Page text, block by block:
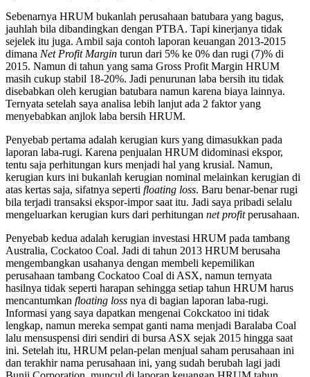
Sebenarnya HRUM bukanlah perusahaan batubara yang bagus,
jauhlah bila dibandingkan dengan PTBA. Tapi kinerjanya tidak
sejelek itu juga. Ambil saja contoh laporan keuangan 2013-2015
dimana Net Profit Margin turun dari 5% ke 0% dan rugi (7)% di
2015. Namun di tahun yang sama Gross Profit Margin HRUM
masih cukup stabil 18-20%. Jadi penurunan laba bersih itu tidak
disebabkan oleh kerugian batubara namun karena biaya lainnya.
Ternyata setelah saya analisa lebih lanjut ada 2 faktor yang
menyebabkan anjlok laba bersih HRUM.
Penyebab pertama adalah kerugian kurs yang dimasukkan pada
laporan laba-rugi. Karena penjualan HRUM didominasi ekspor,
tentu saja perhitungan kurs menjadi hal yang krusial. Namun,
kerugian kurs ini bukanlah kerugian nominal melainkan kerugian di
atas kertas saja, sifatnya seperti floating loss. Baru benar-benar rugi
bila terjadi transaksi ekspor-impor saat itu. Jadi saya pribadi selalu
mengeluarkan kerugian kurs dari perhitungan net profitperusahaan.
Penyebab kedua adalah kerugian investasi HRUM pada tambang
Australia, Cockatoo Coal. Jadi di tahun 2013 HRUM berusaha
mengembangkan usahanya dengan membeli kepemilikan
perusahaan tambang Cockatoo Coal di ASX, namun ternyata
hasilnya tidak seperti harapan sehingga setiap tahun HRUM harus
mencantumkan floating loss nya di bagian laporan laba-rugi.
Informasi yang saya dapatkan mengenai Cokckatoo ini tidak
lengkap, namun mereka sempat ganti nama menjadi Baralaba Coal
lalu mensuspensi diri sendiri di bursa ASX sejak 2015 hingga saat
ini. Setelah itu, HRUM pelan-pelan menjual saham perusahaan ini
dan terakhir nama perusahaan ini, yang sudah berubah lagi jadi